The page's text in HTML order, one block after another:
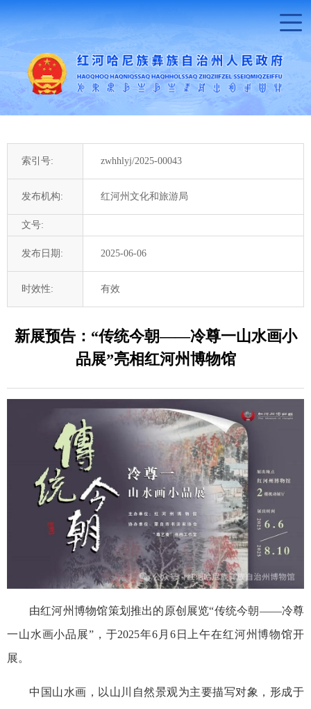
索引号: zwhhlyj/2025-00043
发布机构: 红河州文化和旅游局
文号:
发布日期: 2025-06-06
时效性: 有效
新展预告：“传统今朝——冷尊一山水画小
品展”亮相红河州博物馆
由红河州博物馆策划推出的原创展览“传统今朝——冷尊
一山水画小品展”，于2025年6月6日上午在红河州博物馆开
展。
中国山水画，以山川自然景观为主要描写对象，形成于